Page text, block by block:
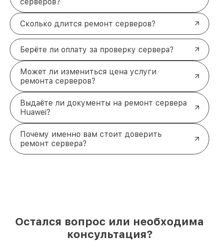
Сколько длится ремонт серверов?
Берёте ли оплату за проверку сервера?
Может ли измениться цена услуги
ремонта серверов?
Выдаёте ли документы на ремонт сервера
Huawei?
Почему именно вам стоит доверить
ремонт сервера?
Остался вопрос или необходима
консультация?